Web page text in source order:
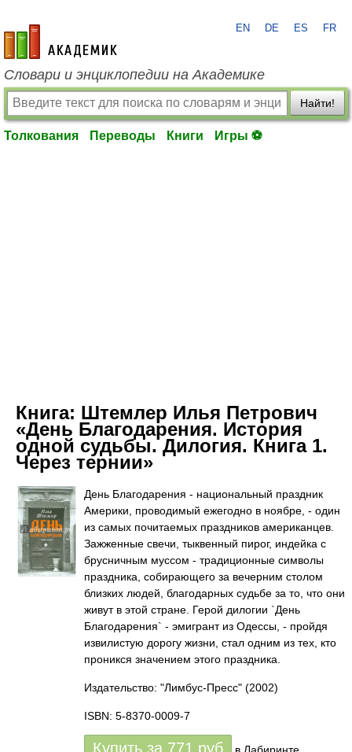
academic.ru
EN DE ES FR
Словари и энциклопедии на Академике
Найти!
Толкования Переводы Книги Игры ⚽
Книга: Штемлер Илья Петрович
«День Благодарения. История
одной судьбы. Дилогия. Книга 1.
Через тернии»
День Благодарения - национальный праздник
Америки, проводимый ежегодно в ноябре, - один
из самых почитаемых праздников американцев.
Зажженные свечи, тыквенный пирог, индейка с
брусничным муссом - традиционные символы
праздника, собирающего за вечерним столом
близких людей, благодарных судьбе за то, что они
живут в этой стране. Герой дилогии `День
Благодарения` - эмигрант из Одессы, - пройдя
извилистую дорогу жизни, стал одним из тех, кто
проникся значением этого праздника.
Издательство: "Лимбус-Пресс" (2002)
ISBN: 5-8370-0009-7
Купить за 771 руб